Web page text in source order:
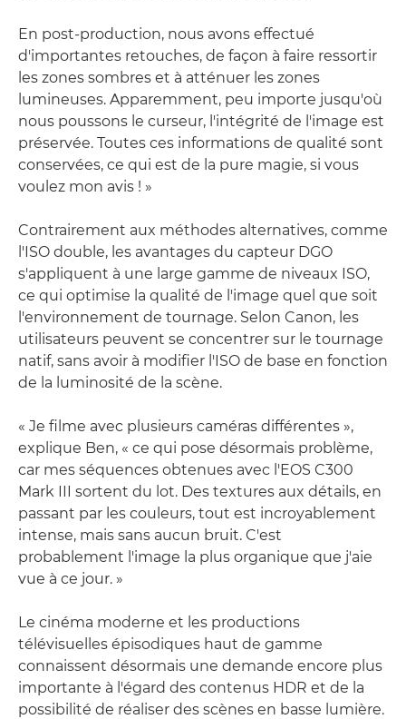
En post-production, nous avons effectué
d'importantes retouches, de façon à faire ressortir
les zones sombres et à atténuer les zones
lumineuses. Apparemment, peu importe jusqu'où
nous poussons le curseur, l'intégrité de l'image est
préservée. Toutes ces informations de qualité sont
conservées, ce qui est de la pure magie, si vous
voulez mon avis ! »
Contrairement aux méthodes alternatives, comme
l'ISO double, les avantages du capteur DGO
s'appliquent à une large gamme de niveaux ISO,
ce qui optimise la qualité de l'image quel que soit
l'environnement de tournage. Selon Canon, les
utilisateurs peuvent se concentrer sur le tournage
natif, sans avoir à modifier l'ISO de base en fonction
de la luminosité de la scène.
« Je filme avec plusieurs caméras différentes »,
explique Ben, « ce qui pose désormais problème,
car mes séquences obtenues avec l'EOS C300
Mark III sortent du lot. Des textures aux détails, en
passant par les couleurs, tout est incroyablement
intense, mais sans aucun bruit. C'est
probablement l'image la plus organique que j'aie
vue à ce jour. »
Le cinéma moderne et les productions
télévisuelles épisodiques haut de gamme
connaissent désormais une demande encore plus
importante à l'égard des contenus HDR et de la
possibilité de réaliser des scènes en basse lumière.